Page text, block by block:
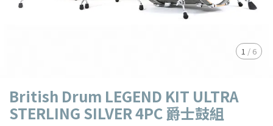
1 / 6
British Drum LEGEND KIT ULTRA
STERLING SILVER 4PC 爵士鼓組